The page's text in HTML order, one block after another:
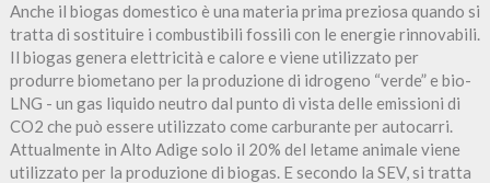
Anche il biogas domestico è una materia prima preziosa quando si
tratta di sostituire i combustibili fossili con le energie rinnovabili.
Il biogas genera elettricità e calore e viene utilizzato per
produrre biometano per la produzione di idrogeno “verde” e bio-
LNG - un gas liquido neutro dal punto di vista delle emissioni di
CO2 che può essere utilizzato come carburante per autocarri.
Attualmente in Alto Adige solo il 20% del letame animale viene
utilizzato per la produzione di biogas. E secondo la SEV, si tratta